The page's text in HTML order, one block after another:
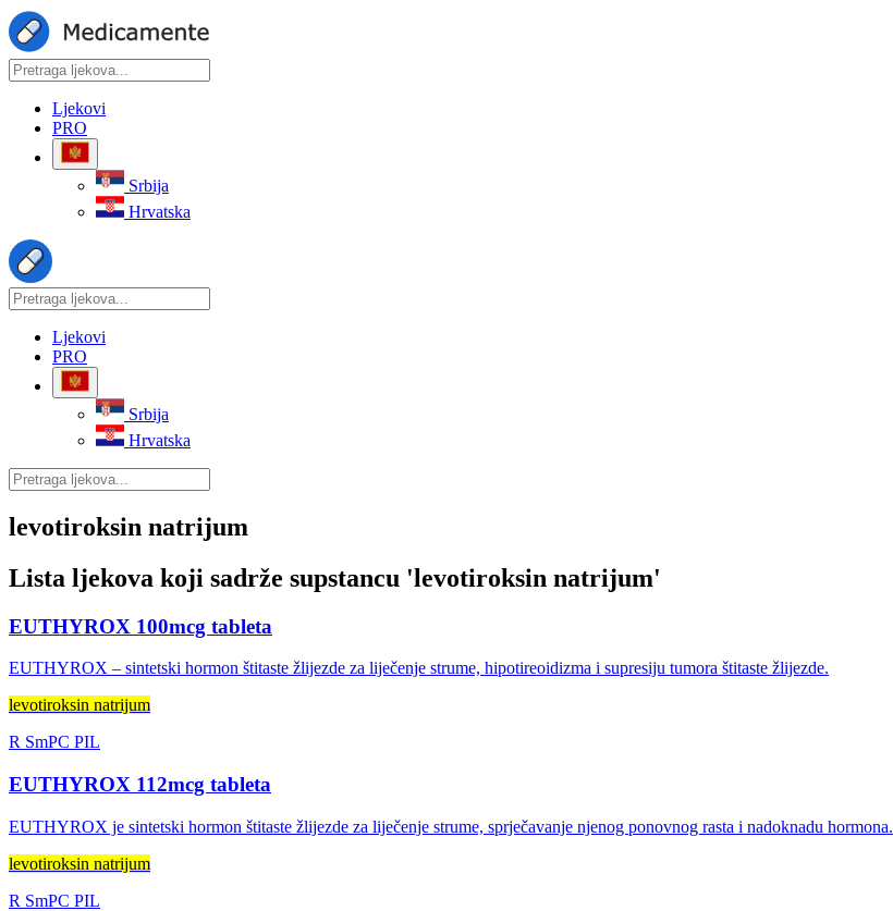
Ljekovi
PRO
Srbija
Hrvatska
Ljekovi
PRO
Srbija
Hrvatska
levotiroksin natrijum
Lista ljekova koji sadrže supstancu 'levotiroksin natrijum'
EUTHYROX 100mcg tableta
EUTHYROX – sintetski hormon štitaste žlijezde za liječenje strume, hipotireoidizma i supresiju tumora štitaste žlijezde.
levotiroksin natrijum
R SmPC PIL
EUTHYROX 112mcg tableta
EUTHYROX je sintetski hormon štitaste žlijezde za liječenje strume, sprječavanje njenog ponovnog rasta i nadoknadu hormona.
levotiroksin natrijum
R SmPC PIL